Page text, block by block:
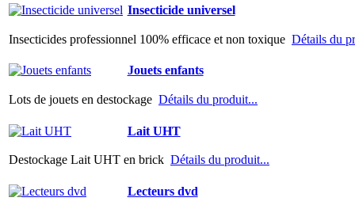
Insecticide universel
Insecticides professionnel 100% efficace et non toxique Détails du
Jouets enfants
Lots de jouets en destockage Détails du produit...
Lait UHT
Destockage Lait UHT en brick Détails du produit...
Lecteurs dvd